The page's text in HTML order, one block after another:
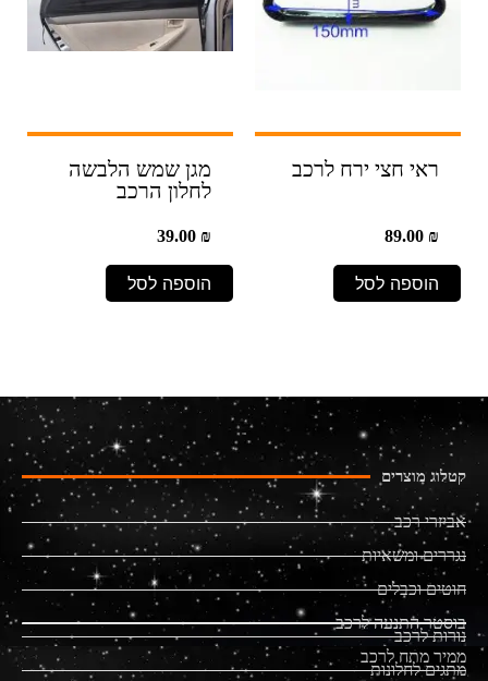
ראי חצי ירח לרכב
89.00₪
הוספה לסל
מגן שמש הלבשה
לחלון הרכב
39.00₪
הוספה לסל
קטלוג מוצרים
אביזרי רכב
נגררים ומשאיות
חוטים וכבלים
בוסטר התנעה לרכב
ממיר מתח לרכב
נורות לרכב
מתגים לחלונות